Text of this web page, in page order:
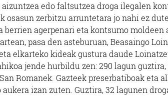
edo faltsutzea droga ilegalen
osasun zerbitzu arruntetara jo nahi ez
berrien agerpenari eta kontsumo
pasa den asteburuan, Beasaingo
elkarteko kideak gustura daude
jende hurbildu zen: 290 lagun
Romanek. Gazteek preserbatiboak
izan zuten. Guztira, 32 lagunen